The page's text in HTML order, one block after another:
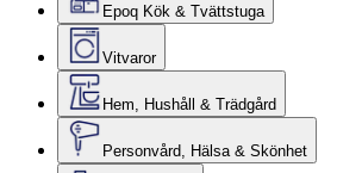
Epoq Kök & Tvättstuga
Vitvaror
Hem, Hushåll & Trädgård
Personvård, Hälsa & Skönhet